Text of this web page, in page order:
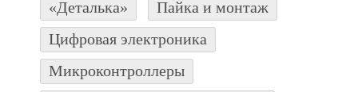
«Деталька»
Пайка и монтаж
Цифровая электроника
Микроконтроллеры